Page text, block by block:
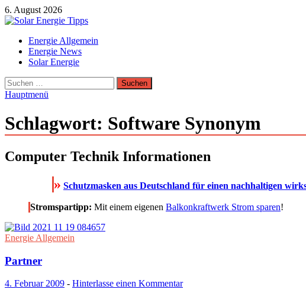
Zum
Inhalt
6. August 2026
Solar Energie Tipps
Solar Energie und Photovoltaik Informationen und Tipps
Energie Allgemein
Energie News
Solar Energie
Suchen
nach:
Hauptmenü
Schlagwort: Software Synonym
Computer Technik Informationen
» Schutzmasken aus Deutschland für einen nachhaltigen
Stromspartipp: Mit einem eigenen Balkonkraftwerk Strom sparen!
Energie Allgemein
Partner
4. Februar 2009 - Hinterlasse einen Kommentar